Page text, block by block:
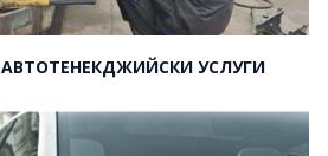
АВТОТЕНЕКДЖИЙСКИ УСЛУГИ